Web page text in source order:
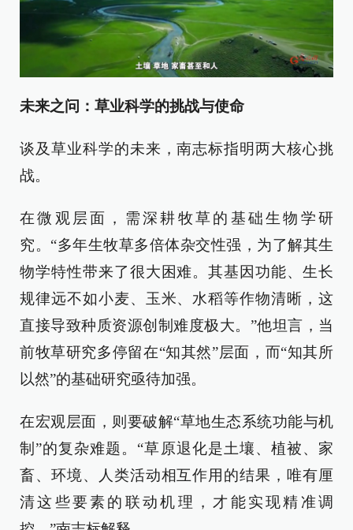
未来之问：草业科学的挑战与使命
谈及草业科学的未来，南志标指明两大核心挑
战。
在微观层面，需深耕牧草的基础生物学研
究。“多年生牧草多倍体杂交性强，为了解其生
物学特性带来了很大困难。其基因功能、生长
规律远不如小麦、玉米、水稻等作物清晰，这
直接导致种质资源创制难度极大。”他坦言，当
前牧草研究多停留在“知其然”层面，而“知其所
以然”的基础研究亟待加强。
在宏观层面，则要破解“草地生态系统功能与机
制”的复杂难题。“草原退化是土壤、植被、家
畜、环境、人类活动相互作用的结果，唯有厘
清这些要素的联动机理，才能实现精准调